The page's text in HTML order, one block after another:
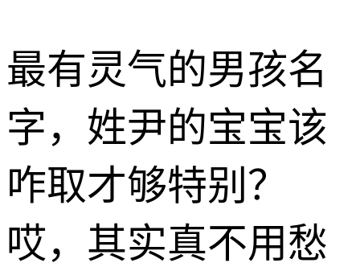
最有灵气的男孩名
字，姓尹的宝宝该
咋取才够特别？
哎，其实真不用愁